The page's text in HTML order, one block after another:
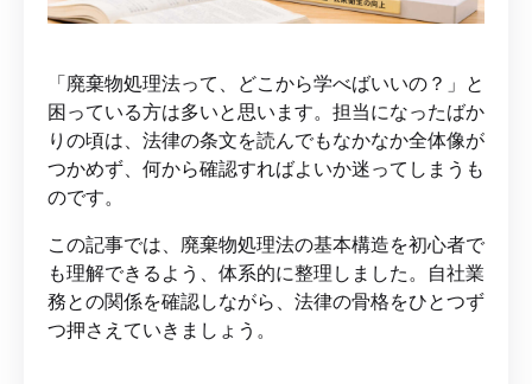
「廃棄物処理法って、どこから学べばいいの？」と
困っている方は多いと思います。担当になったばか
りの頃は、法律の条文を読んでもなかなか全体像が
つかめず、何から確認すればよいか迷ってしまうも
のです。
この記事では、廃棄物処理法の基本構造を初心者で
も理解できるよう、体系的に整理しました。自社業
務との関係を確認しながら、法律の骨格をひとつず
つ押さえていきましょう。